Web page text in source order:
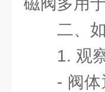
二、
1. 观
- 阀